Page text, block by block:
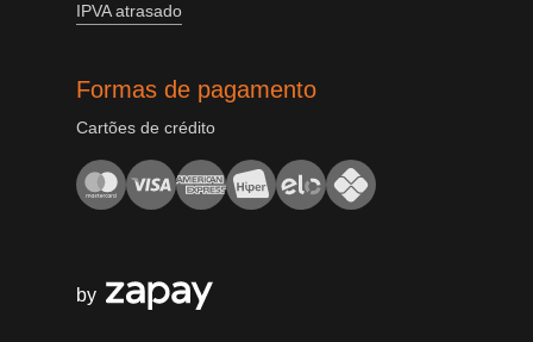
IPVA atrasado
Formas de pagamento
Cartões de crédito
by